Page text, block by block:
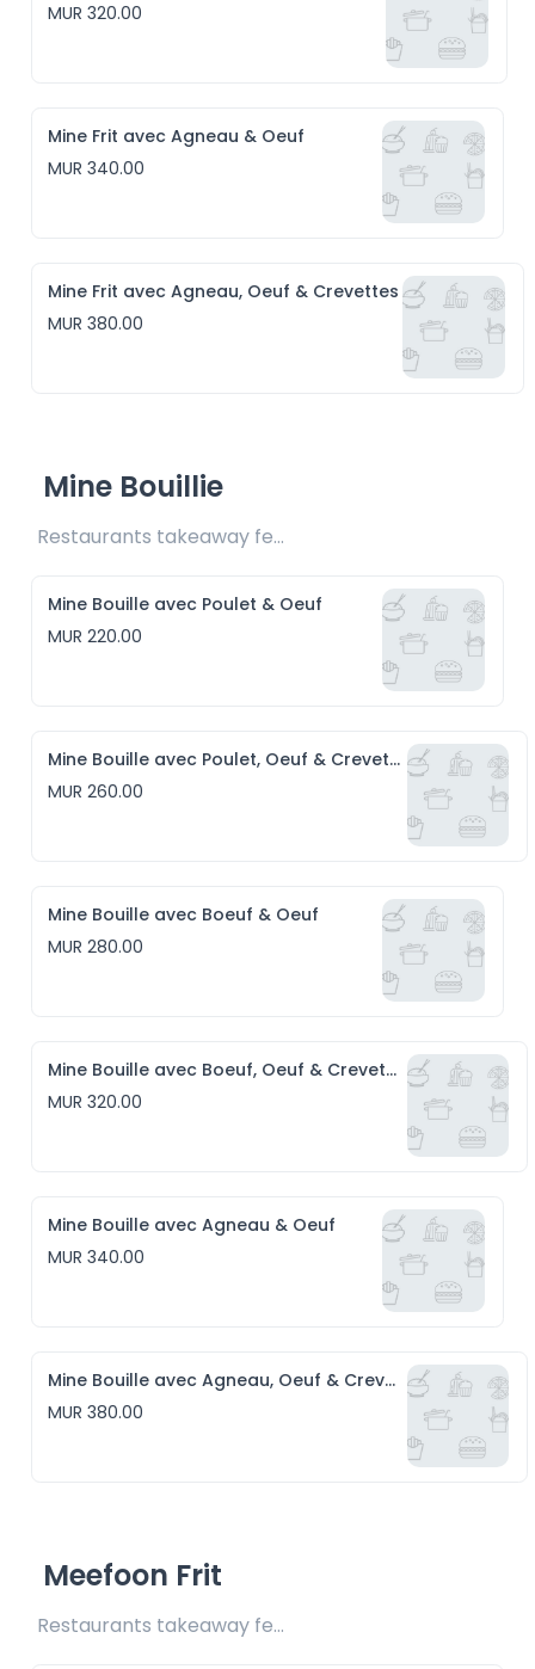
MUR 320.00
Mine Frit avec Agneau & Oeuf
MUR 340.00
Mine Frit avec Agneau, Oeuf & Crevettes
MUR 380.00
Mine Bouillie
Restaurants takeaway fee Rs20 included
Mine Bouille avec Poulet & Oeuf
MUR 220.00
Mine Bouille avec Poulet, Oeuf & Crevettes
MUR 260.00
Mine Bouille avec Boeuf & Oeuf
MUR 280.00
Mine Bouille avec Boeuf, Oeuf & Crevettes
MUR 320.00
Mine Bouille avec Agneau & Oeuf
MUR 340.00
Mine Bouille avec Agneau, Oeuf & Crevettes
MUR 380.00
Meefoon Frit
Restaurants takeaway fee Rs20 included